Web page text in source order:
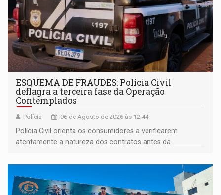
ESQUEMA DE FRAUDES: Polícia Civil
deflagra a terceira fase da Operação
Contemplados
Polícia 06 de Agosto de 2026 às 12:44
Polícia Civil orienta os consumidores a verificarem
atentamente a natureza dos contratos antes da